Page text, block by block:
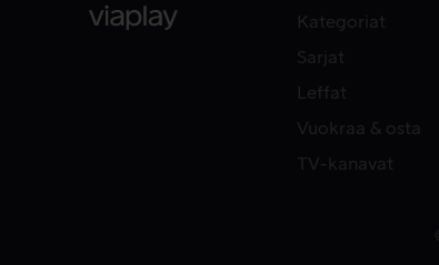
Kategoriat
Sarjat
Leffat
Vuokraa & osta
TV-kanavat